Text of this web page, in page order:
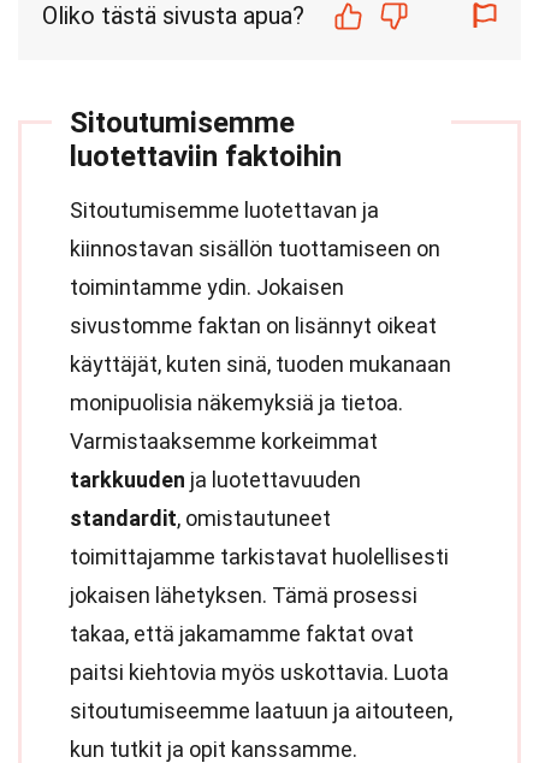
Oliko tästä sivusta apua?
Sitoutumisemme
luotettaviin faktoihin
Sitoutumisemme luotettavan ja
kiinnostavan sisällön tuottamiseen on
toimintamme ydin. Jokaisen
sivustomme faktan on lisännyt oikeat
käyttäjät, kuten sinä, tuoden mukanaan
monipuolisia näkemyksiä ja tietoa.
Varmistaaksemme korkeimmat
tarkkuuden ja luotettavuuden
standardit, omistautuneet
toimittajamme tarkistavat huolellisesti
jokaisen lähetyksen. Tämä prosessi
takaa, että jakamamme faktat ovat
paitsi kiehtovia myös uskottavia. Luota
sitoutumiseemme laatuun ja aitouteen,
kun tutkit ja opit kanssamme.